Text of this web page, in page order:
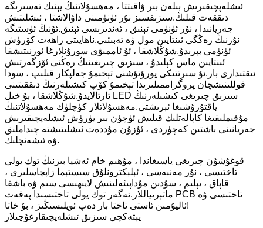
ئىشلەپچىقىرىش بىلەن بىر ۋاقىتتا ، مەھسۇلاتنىڭ يېنىك تەسىرىگە
دىققەت قىلىڭ.سىزىقسىز نۇر ئۈنۈمىنى داۋالاشتا ، ئىشلىتىش
جەريانىدا ، نۇر ئۈنۈمى ئېنىق ، ئەندىزىسى ئېنىق.ئۇنىڭ ئۈستىگە
نۇرنىڭ رەڭگى ئىنتايىن مول ۋە تەبىئىي.ناھايىتى راھەت كۆرۈش
ئۈنۈمى بېرىدۇ.شۇڭلاشقا ، ئۇ ئاممىۋى سورۇنلارغا ئورنىتىشقا
ئىنتايىن ماس كېلىدۇ ، سىزىق چىرىغىنىڭ رەڭنى ئۆزگەرتىش
ئىقتىدارى بار.ئۇ سىرتتىكى يورۇتۇشنى تېخىمۇ جەلپكار قىلىپ ، سودا
قوللىنىشچان پروگراممىلىرىدا تېخىمۇ كۆپ كىشىلەرنىڭ دىققىتىنى
تارتالايدۇ.شۇڭلاشقا ، بۇ خىل LED سىزىق چىرىغى كىشىلەرنىڭ
ياقتۇرۇشىغا ئېرىشتى.مەھسۇلاتلار كۈچلۈك مەھسۇلاتنىڭ
مۇقىملىقىغا كاپالەتلىك قىلىش ئۈچۈن بىر يۈرۈش ئىشلەپچىقىرىش
جەريانىنى باشتىن كەچۈردى ، ئۇزۇن مۇددەت ئىشلىتىشتە چىداملىق
ۋە ئىشەنچلىك.
قوغۇشۇن چىرىغى ياسىغاندا ، مۇھىم خام ئەشيا بىزنىڭ توك يولى
تاختىسى ، نۇر مەنبەسى ، ئېلېكترونلۇق سىستېما زاپچاسلىرى ،
قاپاق ، يېلىم ، سۇدىن مۇداپىئەلىنىش لايىھىسى سىم ۋە باشقا
ماتېرىياللار.ئەگەر توك يولى تاختىسىدا پەقەت PCB تاختىسى ۋە
ئاليۇمىن ئاستى تاختا بار دەپ ئويلىسىڭىز ، بۇ خاتا!
يېتەكچى سىزىق ئىشلەپچىقارغۇچىلار